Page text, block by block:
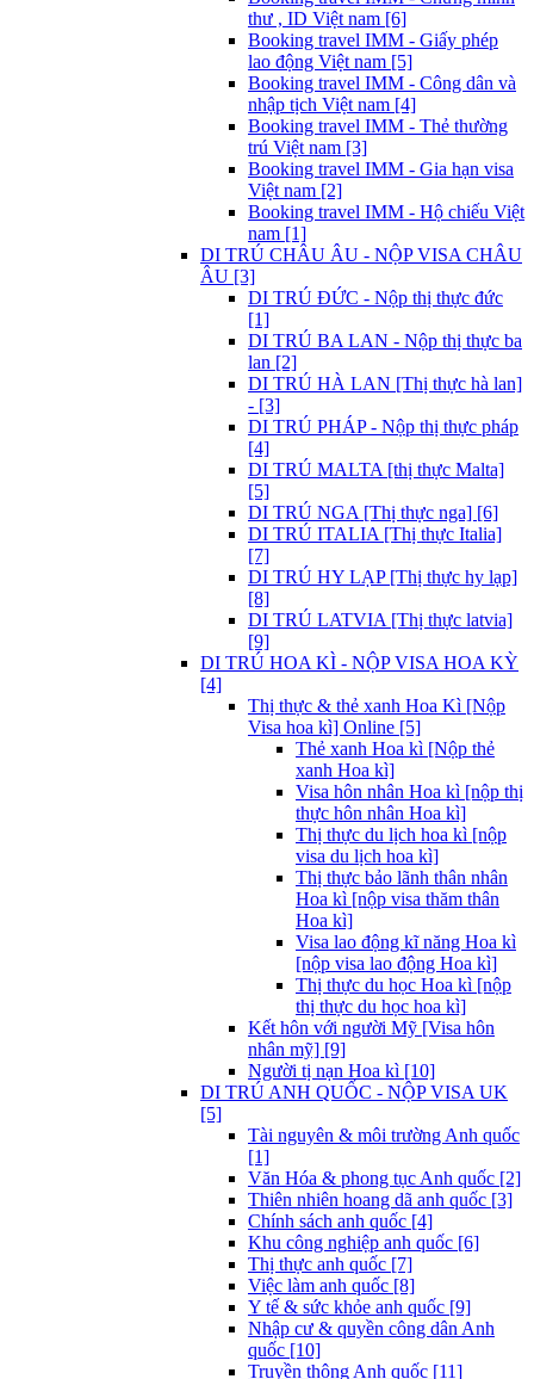
thư , ID Việt nam [6]
Booking travel IMM - Giấy phép
lao động Việt nam [5]
Booking travel IMM - Công dân và
nhập tịch Việt nam [4]
Booking travel IMM - Thẻ thường
trú Việt nam [3]
Booking travel IMM - Gia hạn visa
Việt nam [2]
Booking travel IMM - Hộ chiếu Việt
nam [1]
DI TRÚ CHÂU ÂU - NỘP VISA CHÂU
ÂU [3]
DI TRÚ ĐỨC - Nộp thị thực đức
[1]
DI TRÚ BA LAN - Nộp thị thực ba
lan [2]
DI TRÚ HÀ LAN [Thị thực hà lan]
- [3]
DI TRÚ PHÁP - Nộp thị thực pháp
[4]
DI TRÚ MALTA [thị thực Malta]
[5]
DI TRÚ NGA [Thị thực nga] [6]
DI TRÚ ITALIA [Thị thực Italia]
[7]
DI TRÚ HY LẠP [Thị thực hy lạp]
[8]
DI TRÚ LATVIA [Thị thực latvia]
[9]
DI TRÚ HOA KÌ - NỘP VISA HOA KỲ
[4]
Thị thực & thẻ xanh Hoa Kì [Nộp
Visa hoa kì] Online [5]
Thẻ xanh Hoa kì [Nộp thẻ
xanh Hoa kì]
Visa hôn nhân Hoa kì [nộp thị
thực hôn nhân Hoa kì]
Thị thực du lịch hoa kì [nộp
visa du lịch hoa kì]
Thị thực bảo lãnh thân nhân
Hoa kì [nộp visa thăm thân
Hoa kì]
Visa lao động kĩ năng Hoa kì
[nộp visa lao động Hoa kì]
Thị thực du học Hoa kì [nộp
thị thực du học hoa kì]
Kết hôn với người Mỹ [Visa hôn
nhân mỹ] [9]
Người tị nạn Hoa kì [10]
DI TRÚ ANH QUỐC - NỘP VISA UK
[5]
Tài nguyên & môi trường Anh quốc
[1]
Văn Hóa & phong tục Anh quốc [2]
Thiên nhiên hoang dã anh quốc [3]
Chính sách anh quốc [4]
Khu công nghiệp anh quốc [6]
Thị thực anh quốc [7]
Việc làm anh quốc [8]
Y tế & sức khỏe anh quốc [9]
Nhập cư & quyền công dân Anh
quốc [10]
Truyền thông Anh quốc [11]